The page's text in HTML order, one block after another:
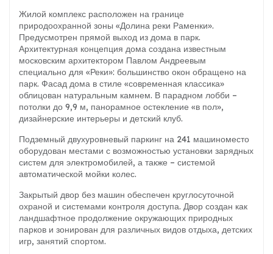
Жилой комплекс расположен на границе
природоохранной зоны «Долина реки Раменки».
Предусмотрен прямой выход из дома в парк.
Архитектурная концепция дома создана известным
московским архитектором Павлом Андреевым
специально для «Реки»: большинство окон обращено на
парк. Фасад дома в стиле «современная классика»
облицован натуральным камнем. В парадном лобби –
потолки до 9,9 м, панорамное остекление «в пол»,
дизайнерские интерьеры и детский клуб.
Подземный двухуровневый паркинг на 241 машиноместо
оборудован местами с возможностью установки зарядных
систем для электромобилей, а также – системой
автоматической мойки колес.
Закрытый двор без машин обеспечен круглосуточной
охраной и системами контроля доступа. Двор создан как
ландшафтное продолжение окружающих природных
парков и зонирован для различных видов отдыха, детских
игр, занятий спортом.